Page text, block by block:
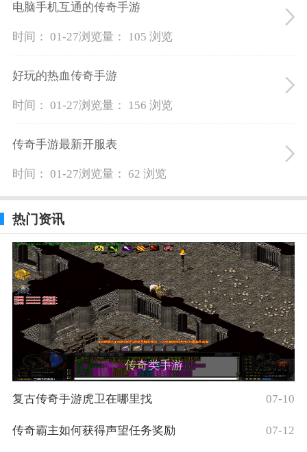
电脑手机互通的传奇手游
时间： 01-27浏览量： 105 浏览
好玩的热血传奇手游
时间： 01-27浏览量： 156 浏览
传奇手游最新开服表
时间： 01-27浏览量： 62 浏览
热门资讯
传奇类手游
复古传奇手游虎卫在哪里找 07-10
传奇霸主如何获得声望任务奖励 07-12